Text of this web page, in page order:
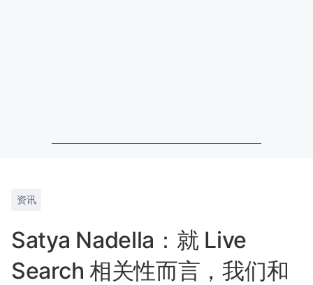
资讯
Satya Nadella：就 Live
Search 相关性而言，我们和